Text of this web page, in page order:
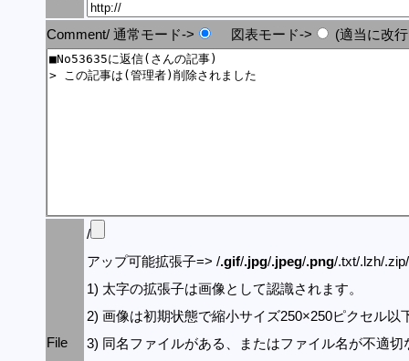
Comment/ 通常モード-> 図表モード-> (適当に改
File
/
アップ可能拡張子=> /.gif/.jpg/.jpeg/.png/.txt/.lzh/
1) 太字の拡張子は画像として認識されます。
2) 画像は初期状態で縮小サイズ250×250ピクセル以
3) 同名ファイルがある、またはファイル名が不適切